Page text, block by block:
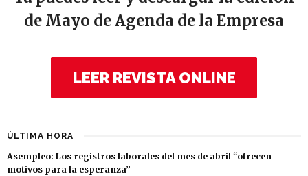
de Mayo de Agenda de la Empresa
LEER REVISTA ONLINE
ÚLTIMA HORA
Asempleo: Los registros laborales del mes de abril “ofrecen
motivos para la esperanza”